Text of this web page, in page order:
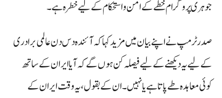
جوہری پروگرام خطے کے امن و استحکام کے لیے خطرہ ہے۔
صدر ٹرمپ نے اپنے بیان میں مزید کہا کہ آئندہ دس دن عالمی برادری
کے لیے یہ دیکھنے کے لیے فیصلہ کن ہوں گے کہ آیا ایران کے ساتھ
کوئی معاہدہ طے پاتا ہے یا نہیں۔ ان کے بقول، یہ وقت ایران کے